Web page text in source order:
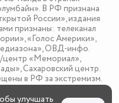
В РФ признана
России», издания
признаны: телеканал
«Голос Америки»,
ОВД-инфо.
центр «Мемориал»,
Сахаровский центр.
в РФ за экстремизм.
улучшать